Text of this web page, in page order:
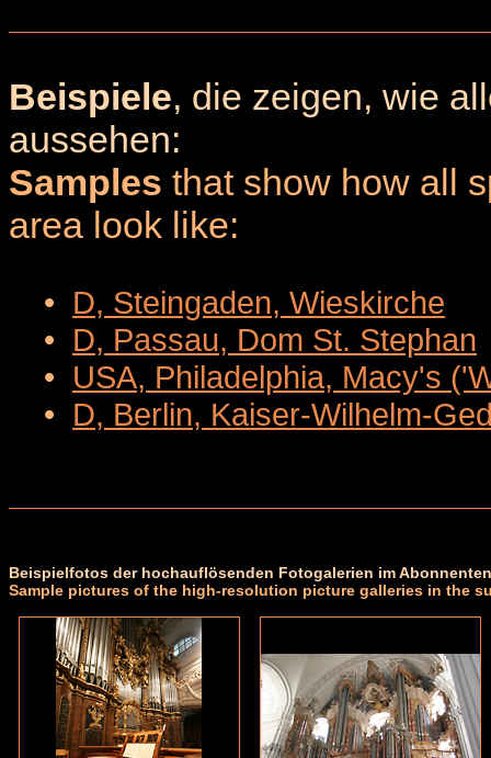
Beispiele, die zeigen, wie
aussehen:
Samples that show how all
area look like:
• D, Steingaden, Wieskirche
• D, Passau, Dom St. Stephan
• USA, Philadelphia, Macy's
• D, Berlin, Kaiser-Wilhelm-
Beispielfotos der hochauflösenden Fotogalerien im
Sample pictures of the high-resolution picture galleries in the